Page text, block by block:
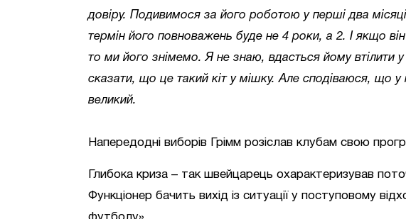
довіру. Подивимося за його роботою у перші два
термін його повноважень буде не 4 роки, а 2. І якщо
то ми його знімемо. Я не знаю, вдасться йому втілити
сказати, що це такий кіт у мішку. Але сподіваюся, що у
великий.
Напередодні виборів Грімм розіслав клубам свою
Глибока криза – так швейцарець охарактеризував
Функціонер бачить вихід із ситуації у поступовому